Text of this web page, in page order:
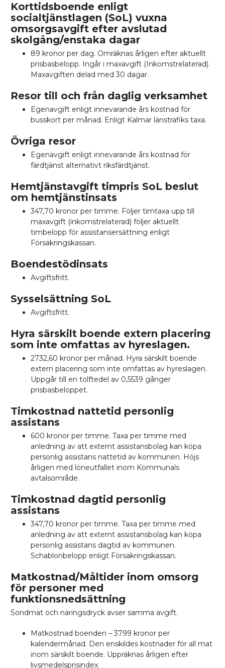
Korttidsboende enligt
socialtjänstlagen (SoL) vuxna
omsorgsavgift efter avslutad
skolgång/enstaka dagar
89 kronor per dag. Omräknas årligen efter aktuellt
prisbasbelopp. Ingår i maxavgift (Inkomstrelaterad).
Maxavgiften delad med 30 dagar.
Resor till och från daglig verksamhet
Egenavgift enligt innevarande års kostnad för
busskort per månad. Enligt Kalmar länstrafiks taxa.
Övriga resor
Egenavgift enligt innevarande års kostnad för
färdtjänst alternativt riksfärdtjänst.
Hemtjänstavgift timpris SoL beslut
om hemtjänstinsats
347,70 kronor per timme. Följer timtaxa upp till
maxavgift (inkomstrelaterad) följer aktuellt
timbelopp för assistansersättning enligt
Försäkringskassan.
Boendestödinsats
Avgiftsfritt.
Sysselsättning SoL
Avgiftsfritt.
Hyra särskilt boende extern placering
som inte omfattas av hyreslagen.
2732,60 kronor per månad. Hyra särskilt boende
extern placering som inte omfattas av hyreslagen.
Uppgår till en tolftedel av 0,5539 gånger
prisbasbeloppet.
Timkostnad nattetid personlig
assistans
600 kronor per timme. Taxa per timme med
anledning av att externt assistansbolag kan köpa
personlig assistans nattetid av kommunen. Höjs
årligen med löneutfallet inom Kommunals
avtalsområde.
Timkostnad dagtid personlig
assistans
347,70 kronor per timme. Taxa per timme med
anledning av att externt assistansbolag kan köpa
personlig assistans dagtid av kommunen.
Schablonbelopp enligt Försäkringskassan.
Matkostnad/Måltider inom omsorg
för personer med
funktionsnedsättning
Sondmat och näringsdryck avser samma avgift.
Matkostnad boenden – 3799 kronor per
kalendermånad. Den enskildes kostnader för all mat
inom särskilt boende. Uppräknas årligen efter
livsmedelsprisindex.